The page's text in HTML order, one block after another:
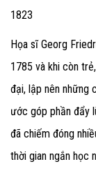
1823
Họa sĩ Georg
1785 và khi còn
đại, lập nên những
ước góp phần đẩy
đã chiếm đóng
thời gian ngắn học